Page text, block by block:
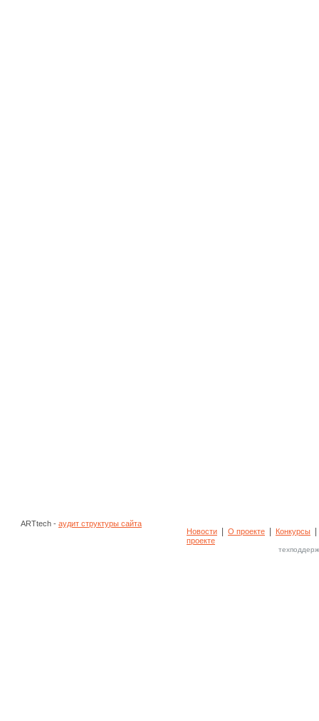
ARTtech - аудит структуры сайта
Новости
О проекте Конкурсы
проекте